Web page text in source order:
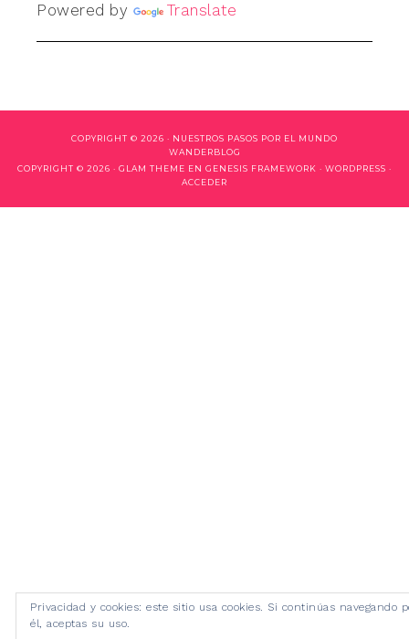
Powered by Translate
COPYRIGHT © 2026 · NUESTROS PASOS POR EL MUNDO
WANDERBLOG
COPYRIGHT © 2026 · GLAM THEME EN GENESIS FRAMEWORK · WORDPRESS ·
ACCEDER
Privacidad y cookies: este sitio usa cookies. Si continúas navegando
él, aceptas su uso.